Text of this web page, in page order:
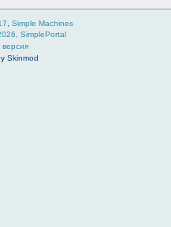
Simple Machines
SimplePortal
Skinmod